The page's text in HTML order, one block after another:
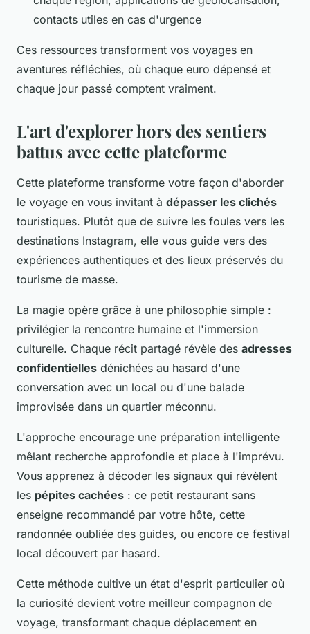
contacts utiles en cas d'urgence
Ces ressources transforment vos voyages en
aventures réfléchies, où chaque euro dépensé et
chaque jour passé comptent vraiment.
L'art d'explorer hors des sentiers
battus avec cette plateforme
Cette plateforme transforme votre façon d'aborder
le voyage en vous invitant à dépasser les clichés
touristiques. Plutôt que de suivre les foules vers les
destinations Instagram, elle vous guide vers des
expériences authentiques et des lieux préservés du
tourisme de masse.
La magie opère grâce à une philosophie simple :
privilégier la rencontre humaine et l'immersion
culturelle. Chaque récit partagé révèle des adresses
confidentielles dénichées au hasard d'une
conversation avec un local ou d'une balade
improvisée dans un quartier méconnu.
L'approche encourage une préparation intelligente
mêlant recherche approfondie et place à l'imprévu.
Vous apprenez à décoder les signaux qui révèlent
les pépites cachées : ce petit restaurant sans
enseigne recommandé par votre hôte, cette
randonnée oubliée des guides, ou encore ce festival
local découvert par hasard.
Cette méthode cultive un état d'esprit particulier où
la curiosité devient votre meilleur compagnon de
voyage, transformant chaque déplacement en